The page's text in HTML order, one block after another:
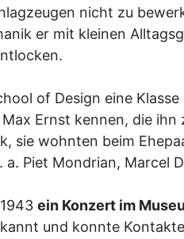
nicht zu
er mit kleinen
of Design eine
Ernst kennen, die ihn
sie wohnten beim
Piet Mondrian, Marcel
ein Konzert im
und konnte